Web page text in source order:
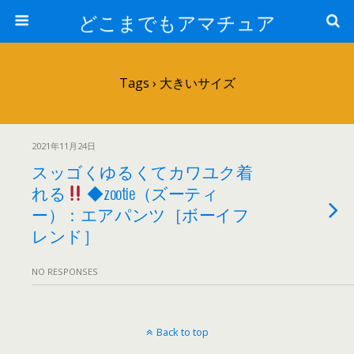
どこまでもアマチュア
Tags › 大きいサイズ
2021年11月24日
スッゴくゆるくてカワユク着
れる
◆zootie（ズーティ
ー）：エアパンツ［ボーイフ
レンド］
NO RESPONSES
Back to top